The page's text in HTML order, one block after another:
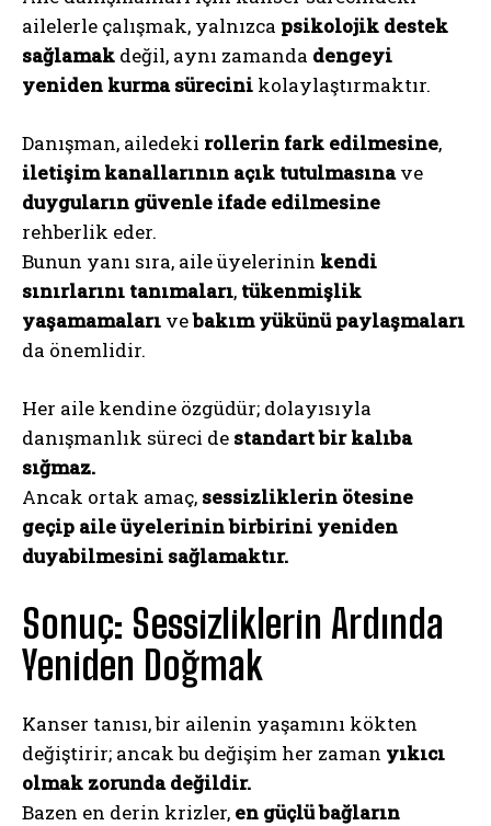
ABONE OL
ailelerle çalışmak, yalnızca psikolojik destek
sağlamak değil, aynı zamanda dengeyi
yeniden kurma sürecini kolaylaştırmaktır.
Danışman, ailedeki rollerin fark edilmesine,
iletişim kanallarının açık tutulmasınave
duyguların güvenle ifade edilmesine
rehberlik eder.
Bunun yanı sıra, aile üyelerinin kendi
sınırlarını tanımaları, tükenmişlik
yaşamamaları vebakım yükünü paylaşmaları
da önemlidir.
Her aile kendine özgüdür; dolayısıyla
danışmanlık süreci de standart bir kalıba
sığmaz.
Ancak ortak amaç, sessizliklerin ötesine
geçip aile üyelerinin birbirini yeniden
duyabilmesini sağlamaktır.
Sonuç: Sessizliklerin Ardında
Yeniden Doğmak
Kanser tanısı, bir ailenin yaşamını kökten
değiştirir; ancak bu değişim her zaman yıkıcı
olmak zorunda değildir.
Bazen en derin krizler, en güçlü bağların